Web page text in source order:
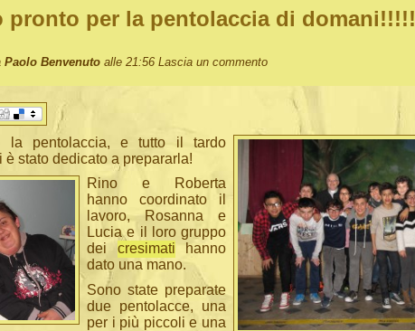
pronto per la pentolaccia di domani!!!!!
Paolo Benvenuto alle 21:56 Lascia un commento
la pentolaccia, e tutto il tardo
è stato dedicato a prepararla!
Rino e Roberta
hanno coordinato il
lavoro, Rosanna e
Lucia e il loro gruppo
dei cresimati hanno
dato una mano.
Sono state preparate
due pentolacce, una
per i più piccoli e una